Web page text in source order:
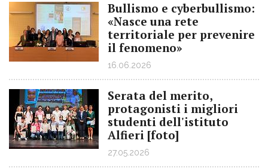
Bullismo e cyberbullismo:
«Nasce una rete
territoriale per prevenire
il fenomeno»
16.06.2026
Serata del merito,
protagonisti i migliori
studenti dell'istituto
Alfieri [foto]
27.05.2026